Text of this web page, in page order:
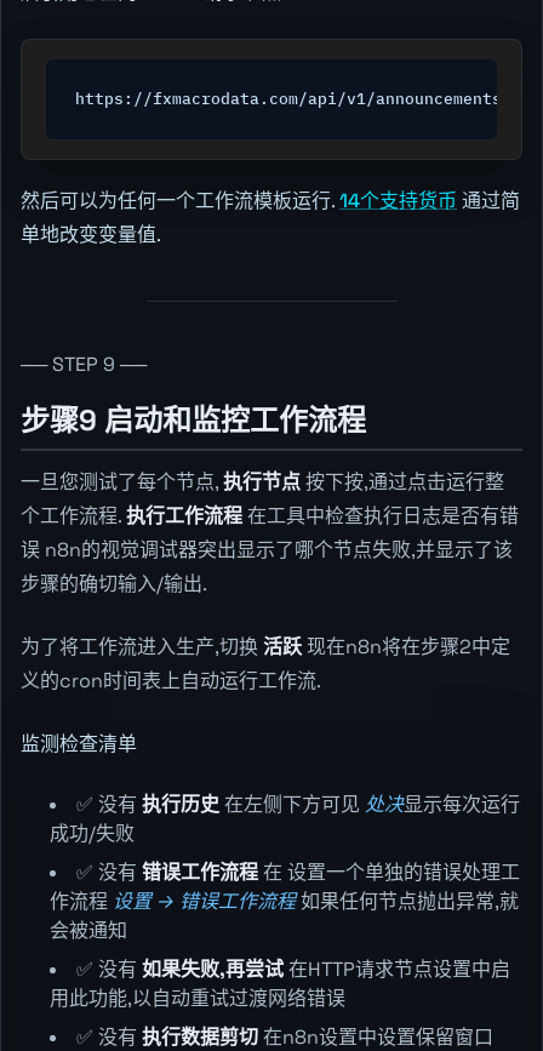
https://fxmacrodata.com/api/v1/announcements/{{
然后可以为任何一个工作流模板运行.14个支持货币 通过简
单地改变变量值.
── STEP 9 ──
步骤9 启动和监控工作流程
一旦您测试了每个节点,执行节点按下按,通过点击运行整
个工作流程.执行工作流程在工具中检查执行日志是否有错
误 n8n的视觉调试器突出显示了哪个节点失败,并显示了该
步骤的确切输入/输出.
为了将工作流进入生产,切换活跃现在n8n将在步骤2中定
义的cron时间表上自动运行工作流.
监测检查清单
✅ 没有 执行历史 在左侧下方可见 处决显示每次运行
成功/失败
✅ 没有 错误工作流程在 设置一个单独的错误处理工
作流程 设置 → 错误工作流程如果任何节点抛出异常,就
会被通知
✅ 没有 如果失败,再尝试在HTTP请求节点设置中启
用此功能,以自动重试过渡网络错误
✅ 没有 执行数据剪切在n8n设置中设置保留窗口